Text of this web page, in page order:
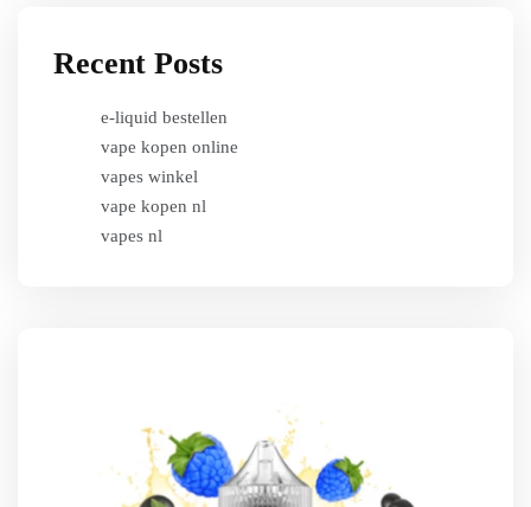
Recent Posts
e-liquid bestellen
vape kopen online
vapes winkel
vape kopen nl
vapes nl